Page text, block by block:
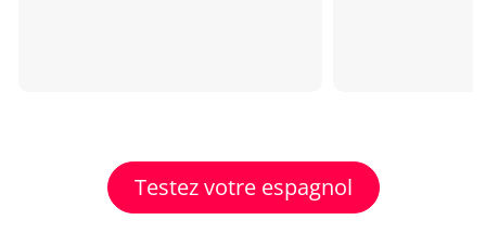
Testez votre espagnol